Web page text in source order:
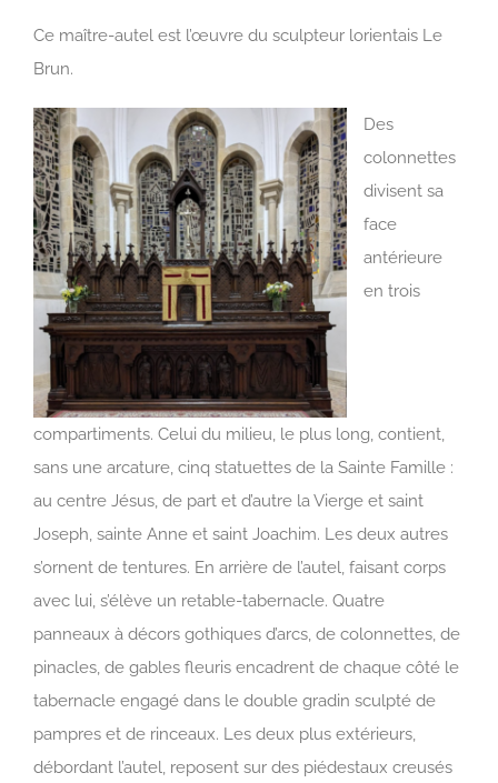
Ce maître-autel est l’œuvre du sculpteur lorientais Le
Brun.
Des
colonnettes
divisent sa
face
antérieure
en trois
compartiments. Celui du milieu, le plus long, contient,
sans une arcature, cinq statuettes de la Sainte Famille :
au centre Jésus, de part et d’autre la Vierge et saint
Joseph, sainte Anne et saint Joachim. Les deux autres
s’ornent de tentures. En arrière de l’autel, faisant corps
avec lui, s’élève un retable-tabernacle. Quatre
panneaux à décors gothiques d’arcs, de colonnettes, de
pinacles, de gables fleuris encadrent de chaque côté le
tabernacle engagé dans le double gradin sculpté de
pampres et de rinceaux. Les deux plus extérieurs,
débordant l’autel, reposent sur des piédestaux creusés